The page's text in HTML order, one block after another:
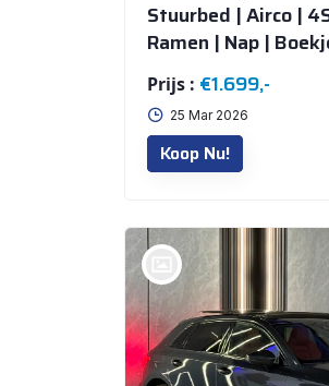
Stuurbed | Airco |
Ramen | Nap |
Prijs : €1.699,-
25 Mar 2026
Koop Nu!